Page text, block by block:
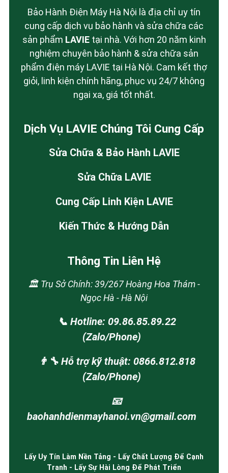
Bảo Hành Điện Máy Hà Nội là địa chỉ uy tín
cung cấp dịch vụ bảo hành và sửa chữa các
sản phẩm LAVIEtại nhà. Với hơn 20 năm kinh
nghiệm chuyên bảo hành & sửa chữa sản
phẩm điện máy LAVIE tại Hà Nội. Cam kết thợ
giỏi, linh kiện chính hãng, phục vụ 24/7 không
ngại xa, giá tốt nhất.
Dịch Vụ LAVIE Chúng Tôi Cung Cấp
Sửa Chữa & Bảo Hành LAVIE
Sửa Chữa LAVIE
Cung Cấp Linh Kiện LAVIE
Kiến Thức & Hướng Dẫn
Thông Tin Liên Hệ
🏛️ Trụ Sở Chính: 39/267 Hoàng Hoa Thám -
Ngọc Hà - Hà Nội
📞 Hotline: 09.86.85.89.22
(Zalo/Phone)
👨‍🔧 Hỗ trợ kỹ thuật: 0866.812.818
(Zalo/Phone)
📧
baohanhdienmayhanoi.vn@gmail.com
Lấy Uy Tín Làm Nền Tảng - Lấy Chất Lượng Để Cạnh
Tranh - Lấy Sự Hài Lòng Để Phát Triển